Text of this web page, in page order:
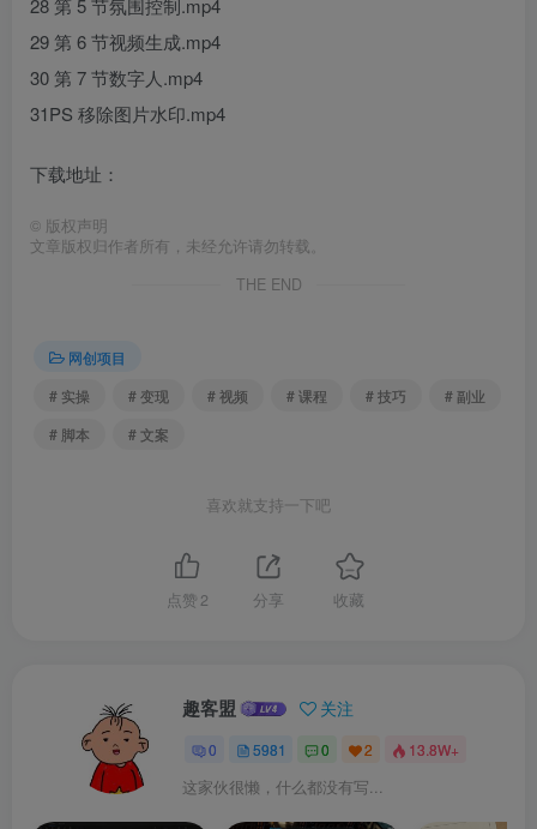
28 第 5 节氛围控制.mp4
29 第 6 节视频生成.mp4
30 第 7 节数字人.mp4
31PS 移除图片水印.mp4
下载地址：
© 版权声明
文章版权归作者所有，未经允许请勿转载。
THE END
网创项目
# 实操
# 变现 # 视频 # 课程 # 技巧
# 副业
# 脚本
# 文案
喜欢就支持一下吧
点赞 2 分享 收藏
趣客盟 关注
0 5981 0 2 13.8W+
这家伙很懒，什么都没有写...